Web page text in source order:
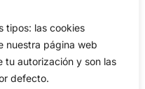
tipos: las cookies
nuestra página web
tu autorización y son las
defecto.